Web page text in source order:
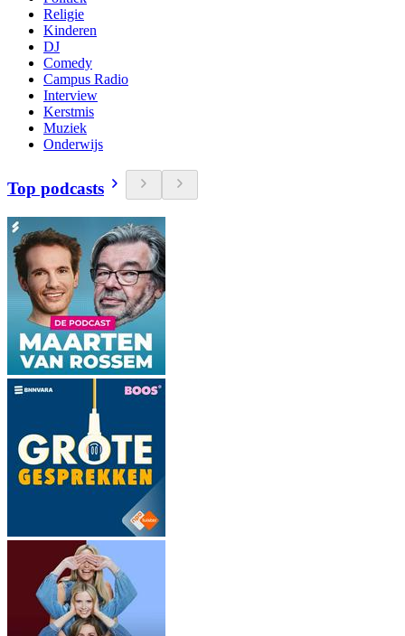
Religie
Kinderen
DJ
Comedy
Campus Radio
Interview
Kerstmis
Muziek
Onderwijs
Top podcasts